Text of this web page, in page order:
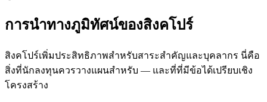
การนำทางภูมิทัศน์ของสิงคโปร์
สิงคโปร์เพิ่มประสิทธิภาพสำหรับสาระสำคัญและบุคลากร นี่คือ
สิ่งที่นักลงทุนควรวางแผนสำหรับ — และที่ที่มีข้อได้เปรียบเชิง
โครงสร้าง